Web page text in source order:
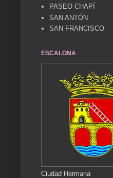
PASEO CHAPÍ
SAN ANTÓN
SAN FRANCISCO
ESCALONA
Ciudad Hermana